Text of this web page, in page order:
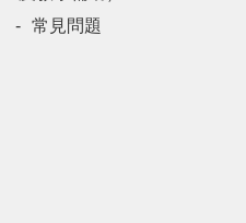
常見問題